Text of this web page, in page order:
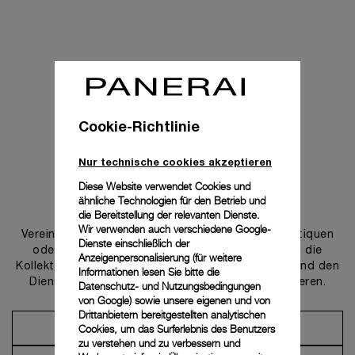
Uns kontaktieren
Vereinbaren Sie einen Termin in einer unserer Boutiquen
oder wenden Sie sich an unseren Concierge, um die
Kollektionen zu entdecken und von der Beratung und den
Dienstleistungen unserer Botschafter zu profitieren.
Einen Termin vereinbaren
Cookie-Richtlinie
Nur technische cookies akzeptieren
Diese Website verwendet Cookies und
ähnliche Technologien für den Betrieb und
die Bereitstellung der relevanten Dienste.
Wir verwenden auch verschiedene Google-
Dienste einschließlich der
Anzeigenpersonalisierung (für weitere
Informationen lesen Sie bitte die
Datenschutz- und Nutzungsbedingungen
von Google) sowie unsere eigenen und von
Drittanbietern bereitgestellten analytischen
Cookies, um das Surferlebnis des Benutzers
zu verstehen und zu verbessern und